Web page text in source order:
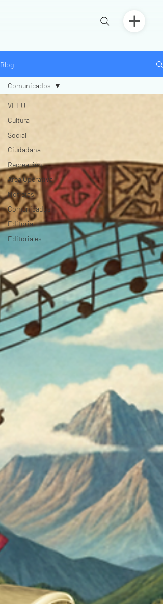
Blog
VEHU
Cultura
Social
Ciudadana
Recreación
Área Operativa
Noticias
Comunicados
Editorial
Editoriales
Comunicados